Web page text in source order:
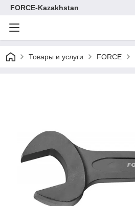
FORCE-Kazakhstan
Товары и услуги FORCE